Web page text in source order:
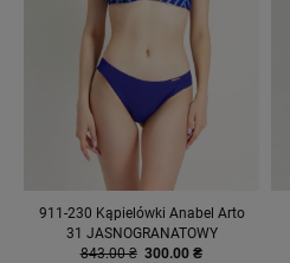
911-230 Kąpielówki Anabel Arto
31 JASNOGRANATOWY
843.00 ₴ 300.00 ₴